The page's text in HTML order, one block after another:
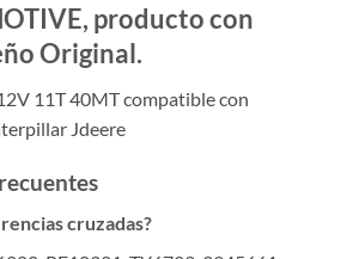
producto con
Original.
11T 40MT compatible con
Jdeere
cruzadas?